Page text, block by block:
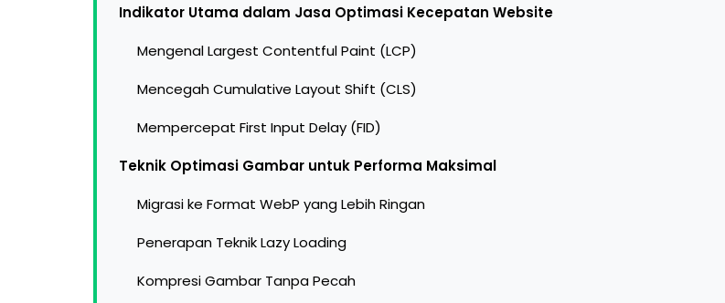
Indikator Utama dalam Jasa Optimasi Kecepatan Website
Mengenal Largest Contentful Paint (LCP)
Mencegah Cumulative Layout Shift (CLS)
Mempercepat First Input Delay (FID)
Teknik Optimasi Gambar untuk Performa Maksimal
Migrasi ke Format WebP yang Lebih Ringan
Penerapan Teknik Lazy Loading
Kompresi Gambar Tanpa Pecah